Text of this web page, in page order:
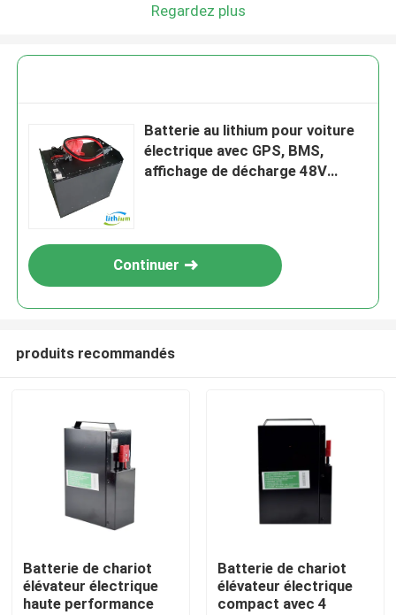
Au sujet de nous
Regardez plus
Batterie au lithium pour voiture
électrique avec GPS, BMS,
affichage de décharge 48V
Continuer
produits recommandés
Batterie de chariot
élévateur électrique
haute performance
Batterie de chariot
élévateur électrique
compact avec 4